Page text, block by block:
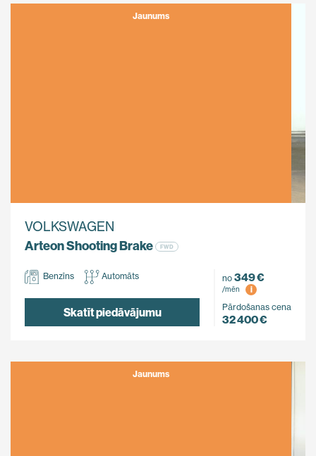
Jaunums
VOLKSWAGEN
Arteon Shooting Brake
FWD
Benzīns Automāts
Skatīt piedāvājumu
no 349 €
/mēn
i
Pārdošanas cena
32 400 €
Jaunums